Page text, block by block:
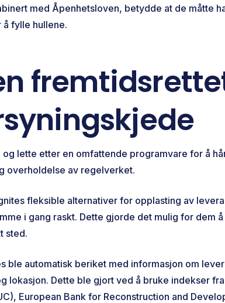
med Åpenhetsloven, betydde at de måtte
fylle hullene.
og lette etter en omfattende programvare for å
overholdelse av regelverket.
fleksible alternativer for opplasting av
i gang raskt. Dette gjorde det mulig for dem
sted.
ble automatisk beriket med informasjon om
lokasjon. Dette ble gjort ved å bruke indekser
European Bank for Reconstruction and